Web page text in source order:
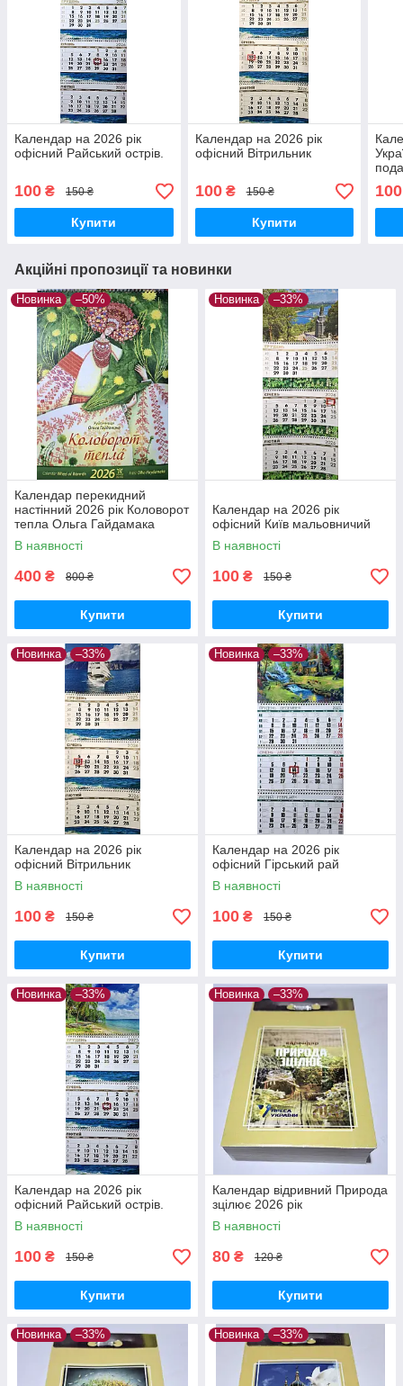
Календар на 2026 рік
офісний Райський острів.
100 ₴ 150 ₴
Купити
Календар на 2026 рік
офісний Вітрильник
100₴ 150 ₴
Купити
100
Акційні пропозиції та новинки
Новинка –50%
Календар перекидний
настінний 2026 рік Коловорот
тепла Ольга Гайдамака
В наявності
400 ₴ 800 ₴
Купити
Новинка –33%
Календар на 2026 рік
офісний Київ мальовничий
В наявності
100 ₴ 150 ₴
Купити
Новинка –33%
Календар на 2026 рік
офісний Вітрильник
В наявності
100 ₴ 150 ₴
Купити
Новинка –33%
Календар на 2026 рік
офісний Гірський рай
В наявності
100 ₴ 150 ₴
Купити
Новинка –33%
Календар на 2026 рік
офісний Райський острів.
В наявності
100 ₴ 150 ₴
Купити
Новинка –33%
Календар відривний Природа
зцілює 2026 рік
В наявності
80 ₴ 120 ₴
Купити
Новинка –33% Новинка –33%